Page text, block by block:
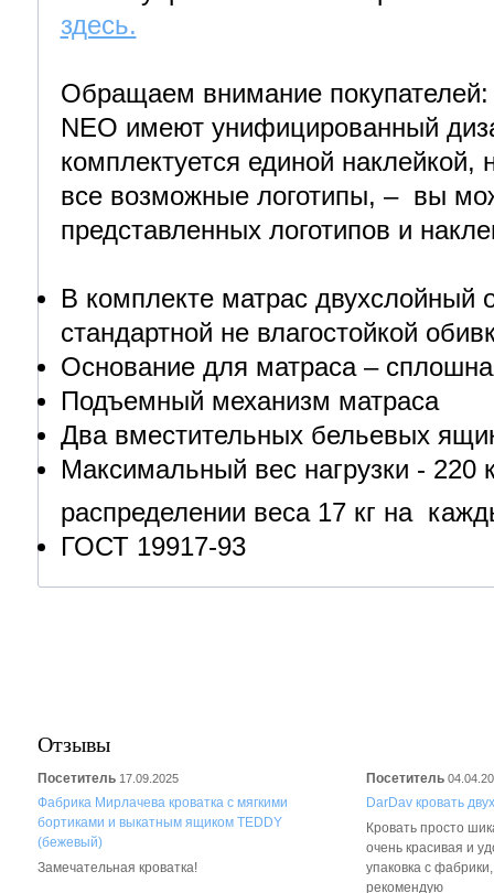
здесь.
Обращаем внимание
NEO имеют унифицированный
комплектуется единой наклейкой,
все возможные логотипы, – вы
представленных логотипов и
В комплекте матрас двухслойный
стандартной не влагостойкой
Основание для матраса –
Подъемный механизм матраса
Два вместительных бельевых
Максимальный вес нагрузки - 220
распределении веса 17 кг на
ГОСТ 19917-93
Отзывы
Посетитель 17.09.2025
Фабрика Мирлачева кроватка с мягкими
бортиками и выкатным ящиком TEDDY
(бежевый)
Замечательная кроватка!
Посетитель
DarDav кровать
Кровать просто
очень красивая и
упаковка с
рекомендую